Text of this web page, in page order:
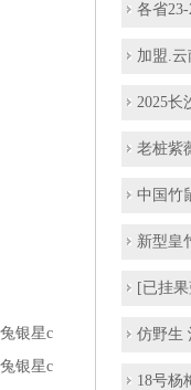
银星c
银星c
各省
加盟.
2025长
老桩紫
中国竹
新型皇
[已挂
仿野生
18号杨